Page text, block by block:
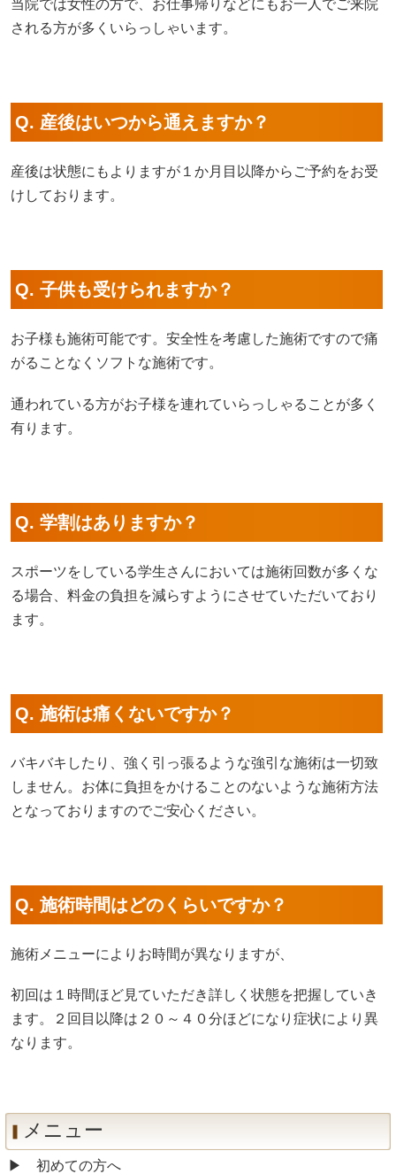
当院では女性の方で、お仕事帰りなどにもお一人でご来院
される方が多くいらっしゃいます。
Q. 産後はいつから通えますか？
産後は状態にもよりますが１か月目以降からご予約をお受
けしております。
Q. 子供も受けられますか？
お子様も施術可能です。安全性を考慮した施術ですので痛
がることなくソフトな施術です。
通われている方がお子様を連れていらっしゃることが多く
有ります。
Q. 学割はありますか？
スポーツをしている学生さんにおいては施術回数が多くな
る場合、料金の負担を減らすようにさせていただいており
ます。
Q. 施術は痛くないですか？
バキバキしたり、強く引っ張るような強引な施術は一切致
しません。お体に負担をかけることのないような施術方法
となっておりますのでご安心ください。
Q. 施術時間はどのくらいですか？
施術メニューによりお時間が異なりますが、
初回は１時間ほど見ていただき詳しく状態を把握していき
ます。２回目以降は２０～４０分ほどになり症状により異
なります。
メニュー
初めての方へ